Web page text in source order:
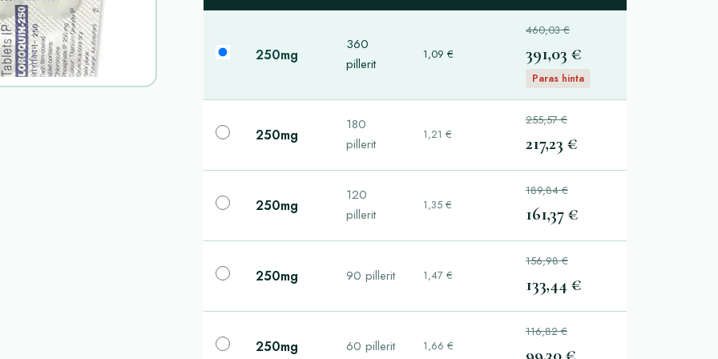
250mg
360
pillerit
1,09 €
460,03 €
391,03 €
Paras hinta
250mg
180
pillerit
1,21 €
255,57 €
217,23 €
250mg
120
pillerit
1,35 €
189,84 €
161,37 €
250mg 90 pillerit 1,47 €
156,98 €
133,44 €
250mg 60 pillerit 1,66 €
116,82 €